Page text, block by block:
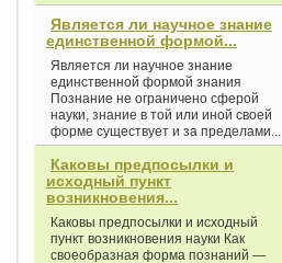
Является ли научное знание
единственной формой...
Является ли научное знание
единственной формой знания
Познание не ограничено сферой
науки, знание в той или иной своей
форме существует и за пределами...
Каковы предпосылки и
исходный пункт
возникновения...
Каковы предпосылки и исходный
пункт возникновения науки Как
своеобразная форма познаний —